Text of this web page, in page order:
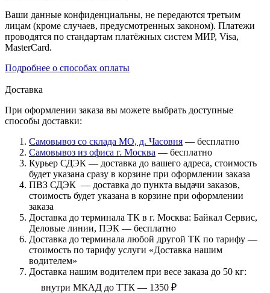
Ваши данные конфиденциальны, не передаются третьим
лицам (кроме случаев, предусмотренных законом). Платежи
проводятся по стандартам платёжных систем МИР, Visa,
MasterCard.
Подробнее о способах оплаты
Доставка
При оформлении заказа вы можете выбрать доступные
способы доставки:
Самовывоз со склада МО, д. Часовня — бесплатно
Самовывоз из офиса г. Москва — бесплатно
Курьер СДЭК — доставка до вашего адреса, стоимость
будет указана сразу в корзине при оформлении заказа
ПВЗ СДЭК — доставка до пункта выдачи заказов,
стоимость будет указана в корзине при оформлении
заказа
Доставка до терминала ТК в г. Москва: Байкал Сервис,
Деловые линии, ПЭК — бесплатно
Доставка до терминала любой другой ТК по тарифу —
стоимость по тарифу услуги «Доставка нашим
водителем»
Доставка нашим водителем при весе заказа до 50 кг:
внутри МКАД до ТТК — 1350 ₽